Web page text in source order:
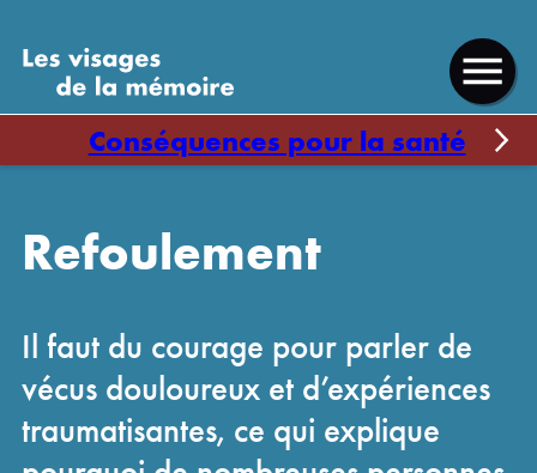
Direkt
zum
Inhalt
Direkt
zum
Footer
Visages
de
la
mémoire
Ouvrir
le
menu
Conséquences pour la santé
Refoulement
Il faut du courage pour parler de
vécus douloureux et d’expériences
traumatisantes, ce qui explique